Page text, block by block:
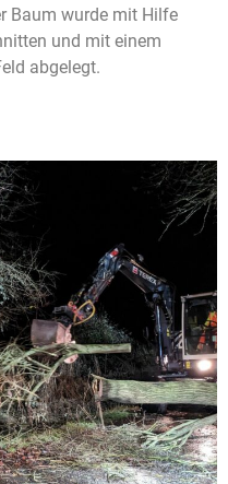
Baum wurde mit Hilfe
und mit einem
abgelegt.